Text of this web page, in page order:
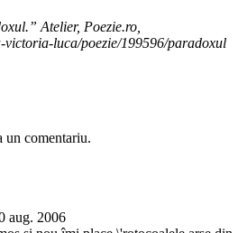
Atelier, Poezie.ro,
victoria-luca/poezie/199596/paradoxul
un comentariu.
aug. 2006